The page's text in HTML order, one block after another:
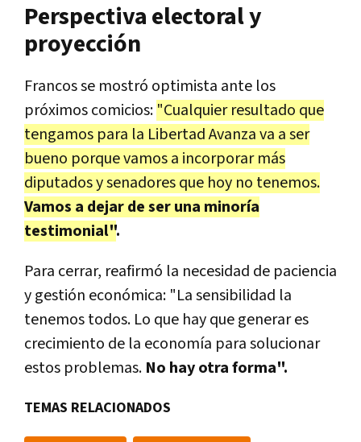
Perspectiva electoral y
proyección
Francos se mostró optimista ante los
próximos comicios: "Cualquier resultado que
tengamos para la Libertad Avanza va a ser
bueno porque vamos a incorporar más
diputados y senadores que hoy no tenemos.
Vamos a dejar de ser una minoría
testimonial".
Para cerrar, reafirmó la necesidad de paciencia
y gestión económica: "La sensibilidad la
tenemos todos. Lo que hay que generar es
crecimiento de la economía para solucionar
estos problemas. No hay otra forma".
TEMAS RELACIONADOS